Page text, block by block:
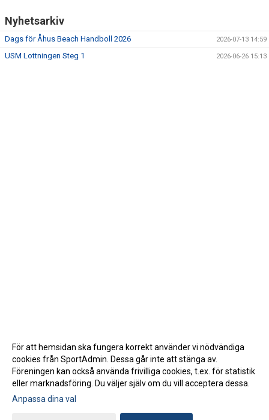
Nyhetsarkiv
Dags för Åhus Beach Handboll 2026 2026-07-13 14:59
USM Lottningen Steg 1 2026-06-26 15:13
Gå till Webbversion
För att hemsidan ska fungera korrekt använder vi nödvändiga
cookies från SportAdmin. Dessa går inte att stänga av.
Föreningen kan också använda frivilliga cookies, t.ex. för statistik
eller marknadsföring. Du väljer själv om du vill acceptera dessa.
Anpassa dina val